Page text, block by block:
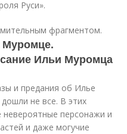
Руси».
фрагментом.
Муромце.
Ильи Муромца
и предания об Илье
не все. В этих
невероятные персонажи и
и даже могучие